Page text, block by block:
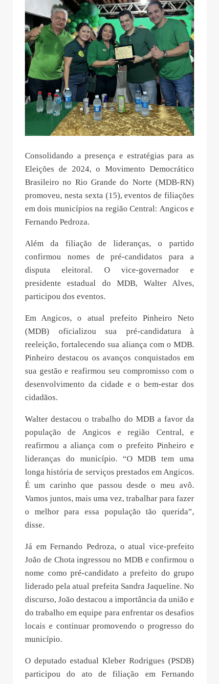
Consolidando a presença e estratégias para as
Eleições de 2024, o Movimento Democrático
Brasileiro no Rio Grande do Norte (MDB-RN)
promoveu, nesta sexta (15), eventos de filiações
em dois municípios na região Central: Angicos e
Fernando Pedroza.
Além da filiação de lideranças, o partido
confirmou nomes de pré-candidatos para a
disputa eleitoral. O vice-governador e
presidente estadual do MDB, Walter Alves,
participou dos eventos.
Em Angicos, o atual prefeito Pinheiro Neto
(MDB) oficializou sua pré-candidatura à
reeleição, fortalecendo sua aliança com o MDB.
Pinheiro destacou os avanços conquistados em
sua gestão e reafirmou seu compromisso com o
desenvolvimento da cidade e o bem-estar dos
cidadãos.
Walter destacou o trabalho do MDB a favor da
população de Angicos e região Central, e
reafirmou a aliança com o prefeito Pinheiro e
lideranças do município. “O MDB tem uma
longa história de serviços prestados em Angicos.
É um carinho que passou desde o meu avô.
Vamos juntos, mais uma vez, trabalhar para fazer
o melhor para essa população tão querida”,
disse.
Já em Fernando Pedroza, o atual vice-prefeito
João de Chota ingressou no MDB e confirmou o
nome como pré-candidato a prefeito do grupo
liderado pela atual prefeita Sandra Jaqueline. No
discurso, João destacou a importância da união e
do trabalho em equipe para enfrentar os desafios
locais e continuar promovendo o progresso do
município.
O deputado estadual Kleber Rodrigues (PSDB)
participou do ato de filiação em Fernando